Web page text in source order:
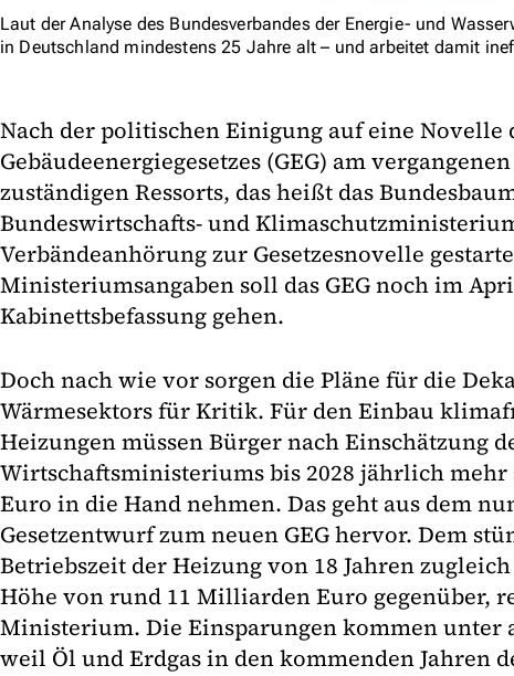
Laut der Analyse des Bundesverbandes der Energie- und
in Deutschland mindestens 25 Jahre alt – und arbeitet damit
Nach der politischen Einigung auf eine Novelle
Gebäudeenergiegesetzes (GEG) am
zuständigen Ressorts, das heißt das
Bundeswirtschafts- und
Verbändeanhörung zur Gesetzesnovelle
Ministeriumsangaben soll das GEG noch im
Kabinettsbefassung gehen.
Doch nach wie vor sorgen die Pläne für die
Wärmesektors für Kritik. Für den Einbau
Heizungen müssen Bürger nach Einschätzung
Wirtschaftsministeriums bis 2028 jährlich
Euro in die Hand nehmen. Das geht aus dem
Gesetzentwurf zum neuen GEG hervor. Dem
Betriebszeit der Heizung von 18 Jahren
Höhe von rund 11 Milliarden Euro gegenüber,
Ministerium. Die Einsparungen kommen unter
weil Öl und Erdgas in den kommenden Jahren